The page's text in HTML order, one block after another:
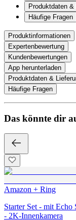
Produktdaten
Häufige Fragen
Produktinformationen
Expertenbewertung
Kundenbewertungen
App herunterladen
Produktdaten &
Häufige Fragen
Das könnte dir
Amazon + Ring
Starter Set - mit
- 2K-Innenkamera